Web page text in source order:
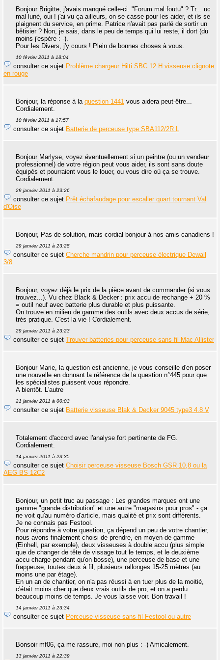
Bonjour Brigitte, j'avais manqué celle-ci. "Forum mal foutu" ? Tr... uc
mal luné, oui ! j'ai vu ça ailleurs, on se casse pour les aider, et ils se
plaignent du service, en prime. Patrice n'avait pas parlé de sortir un
bêtisier ? Non, je sais, dans le peu de temps qui lui reste, il dort (du
moins j'espère : -).
Pour les Divers, j'y cours ! Plein de bonnes choses à vous.
10 février 2011 à 18:04
consulter ce sujet Problème chargeur Hilti SBC 12 H visseuse clignote
en rouge
Bonjour, la réponse à la question 1441 vous aidera peut-être...
Cordialement.
10 février 2011 à 17:57
consulter ce sujet Batterie de perceuse type SBA112/2R L
Bonjour Marlyse, voyez éventuellement si un peintre (ou un vendeur
professionnel) de votre région peut vous aider, ils sont sans doute
équipés et pourraient vous le louer, ou vous dire où ça se trouve.
Cordialement.
29 janvier 2011 à 23:26
consulter ce sujet Prêt échafaudage pour escalier quart tournant Val
d'Oise
Bonjour, Pas de solution, mais cordial bonjour à nos amis canadiens !
29 janvier 2011 à 23:25
consulter ce sujet Cherche mandrin pour perceuse électrique Dewall
3/8
Bonjour, voyez déjà le prix de la pièce avant de commander (si vous
trouvez...). Vu chez Black & Decker : prix accu de rechange + 20 %
= outil neuf avec batterie plus durable et plus puissante.
On trouve en milieu de gamme des outils avec deux accus de série,
très pratique. C'est la vie ! Cordialement.
29 janvier 2011 à 23:23
consulter ce sujet Trouver batteries pour perceuse sans fil Mac Allister
Bonjour Marie, la question est ancienne, je vous conseille d'en poser
une nouvelle en donnant la référence de la question n°445 pour que
les spécialistes puissent vous répondre.
A bientôt. L'autre
21 janvier 2011 à 00:03
consulter ce sujet Batterie visseuse Blak & Decker 9045 type3 4.8 V
Totalement d'accord avec l'analyse fort pertinente de FG.
Cordialement.
14 janvier 2011 à 23:35
consulter ce sujet Choisir perceuse visseuse Bosch GSR 10,8 ou la
AEG BS 12C2
Bonjour, un petit truc au passage : Les grandes marques ont une
gamme "grande distribution" et une autre "magasins pour pros" - ça
ne voit qu'au numéro d'article, mais qualité et prix sont différents.
Je ne connais pas Festool.
Pour répondre à votre question, ça dépend un peu de votre chantier,
nous avons finalement choisi de prendre, en moyen de gamme
(Einhell, par exemple), deux visseuses à double accu (plus simple
que de changer de tête de vissage tout le temps, et le deuxième
accu charge pendant qu'on bosse), une perceuse de base et une
frappeuse, toutes deux à fil, plusieurs rallonges 15-25 mètres (au
moins une par étage).
En un an de chantier, on n'a pas réussi à en tuer plus de la moitié,
c'était moins cher que deux vrais outils de pro, et on a perdu
beaucoup moins de temps. Je vous laisse voir. Bon travail !
14 janvier 2011 à 23:34
consulter ce sujet Perceuse visseuse sans fil Festool ou autre
Bonsoir mf06, ça me rassure, moi non plus : -) Amicalement.
13 janvier 2011 à 22:39